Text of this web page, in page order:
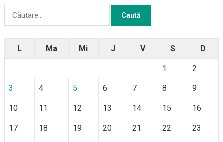
L Ma Mi J V S D
1 2
3 4 5 6 7 8 9
10 11 12 13 14 15 16
17 18 19 20 21 22 23